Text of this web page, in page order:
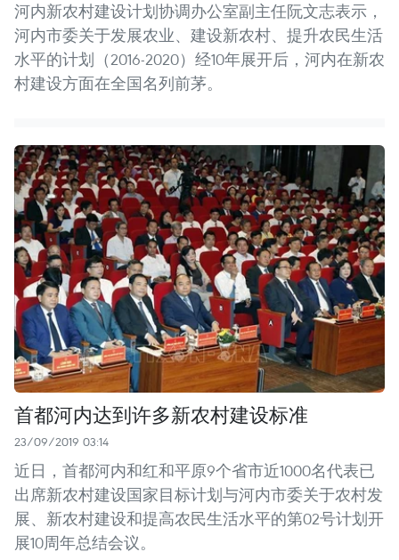
河内新农村建设计划协调办公室副主任阮文志表示，
河内市委关于发展农业、建设新农村、提升农民生活
水平的计划（2016-2020）经10年展开后，河内在新农
村建设方面在全国名列前茅。
首都河内达到许多新农村建设标准
23/09/2019 03:14
近日，首都河内和红和平原9个省市近1000名代表已
出席新农村建设国家目标计划与河内市委关于农村发
展、新农村建设和提高农民生活水平的第02号计划开
展10周年总结会议。